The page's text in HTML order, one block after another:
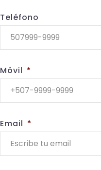
Teléfono
Móvil *
Email *